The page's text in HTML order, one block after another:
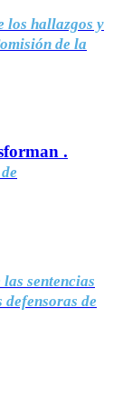
los hallazgos y
de la
.
sentencias
de